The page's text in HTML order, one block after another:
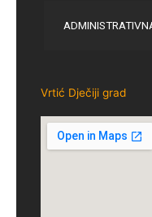
Vrtić Dječiji grad